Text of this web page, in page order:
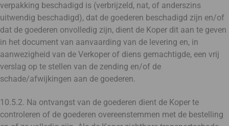
verpakking beschadigd is (verbrijzeld, nat, of anderszins
uitwendig beschadigd), dat de goederen beschadigd zijn en/of
dat de goederen onvolledig zijn, dient de Koper dit aan te geven
in het document van aanvaarding van de levering en, in
aanwezigheid van de Verkoper of diens gemachtigde, een vrij
verslag op te stellen van de zending en/of de
schade/afwijkingen aan de goederen.
10.5.2. Na ontvangst van de goederen dient de Koper te
controleren of de goederen overeenstemmen met de bestelling